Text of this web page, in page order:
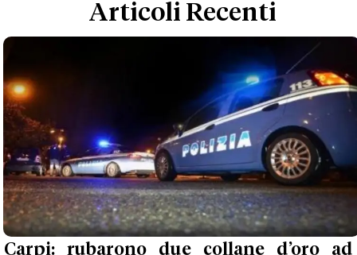
Articoli Recenti
Carpi: rubarono due collane d’oro ad